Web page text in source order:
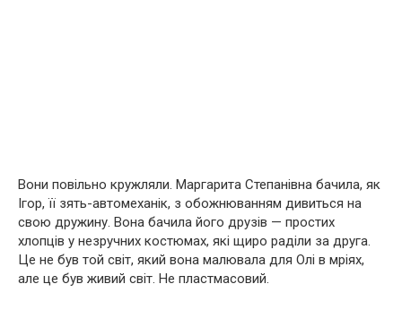
Вони повільно кружляли. Маргарита Степанівна бачила, як
Ігор, її зять-автомеханік, з обожнюванням дивиться на
свою дружину. Вона бачила його друзів — простих
хлопців у незручних костюмах, які щиро раділи за друга.
Це не був той світ, який вона малювала для Олі в мріях,
але це був живий світ. Не пластмасовий.